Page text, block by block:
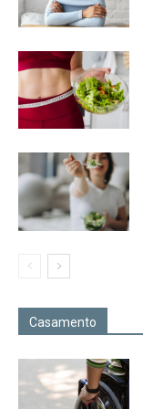
Casamento